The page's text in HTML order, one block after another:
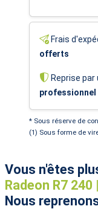
Frais
offerts
Reprise par
professionnel
* Sous réserve de
(1) Sous forme de
Vous n'êtes
Radeon R7 240
Nous